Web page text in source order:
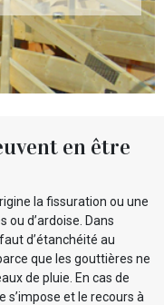
en être
la fissuration ou une
ou d’ardoise. Dans
d’étanchéité au
que les gouttières ne
de pluie. En cas de
s’impose et le recours à